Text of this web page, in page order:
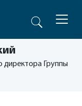
директора Группы